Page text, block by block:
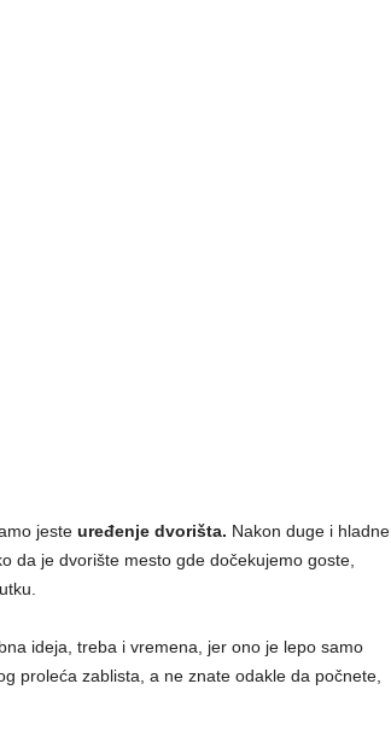
jeste uređenje dvorišta. Nakon duge i hladne
da je dvorište mesto gde dočekujemo goste,
ideja, treba i vremena, jer ono je lepo samo
proleća zablista, a ne znate odakle da počnete,